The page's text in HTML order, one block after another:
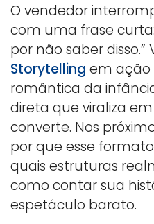
O vendedor
com uma frase curta:
por não saber disso.”
Storytelling em ação
romântica da
direta que viraliza em
converte. Nos
por que esse
quais estruturas
como contar sua
espetáculo barato.